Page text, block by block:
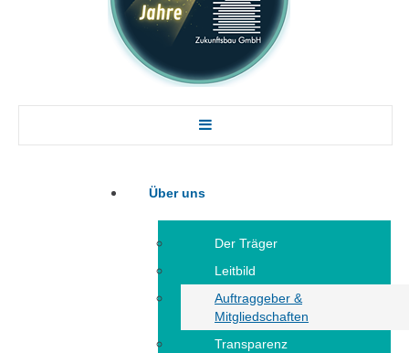
Über uns
Der Träger
Leitbild
Auftraggeber &
Mitgliedschaften
Transparenz